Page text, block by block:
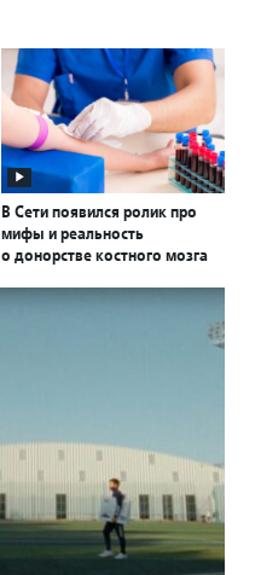
В Сети появился ролик про
мифы и реальность
о донорстве костного мозга